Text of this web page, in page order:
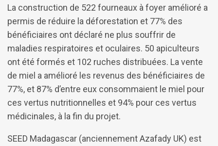
La construction de 522 fourneaux à foyer amélioré a
permis de réduire la déforestation et 77% des
bénéficiaires ont déclaré ne plus souffrir de
maladies respiratoires et oculaires. 50 apiculteurs
ont été formés et 102 ruches distribuées. La vente
de miel a amélioré les revenus des bénéficiaires de
77%, et 87% d’entre eux consommaient le miel pour
ces vertus nutritionnelles et 94% pour ces vertus
médicinales, à la fin du projet.
SEED Madagascar (anciennement Azafady UK) est